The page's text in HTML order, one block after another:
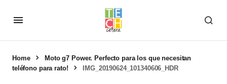
Home
Moto g7 Power. Perfecto para los que necesitan
teléfono para rato!
IMG_20190624_101340606_HDR